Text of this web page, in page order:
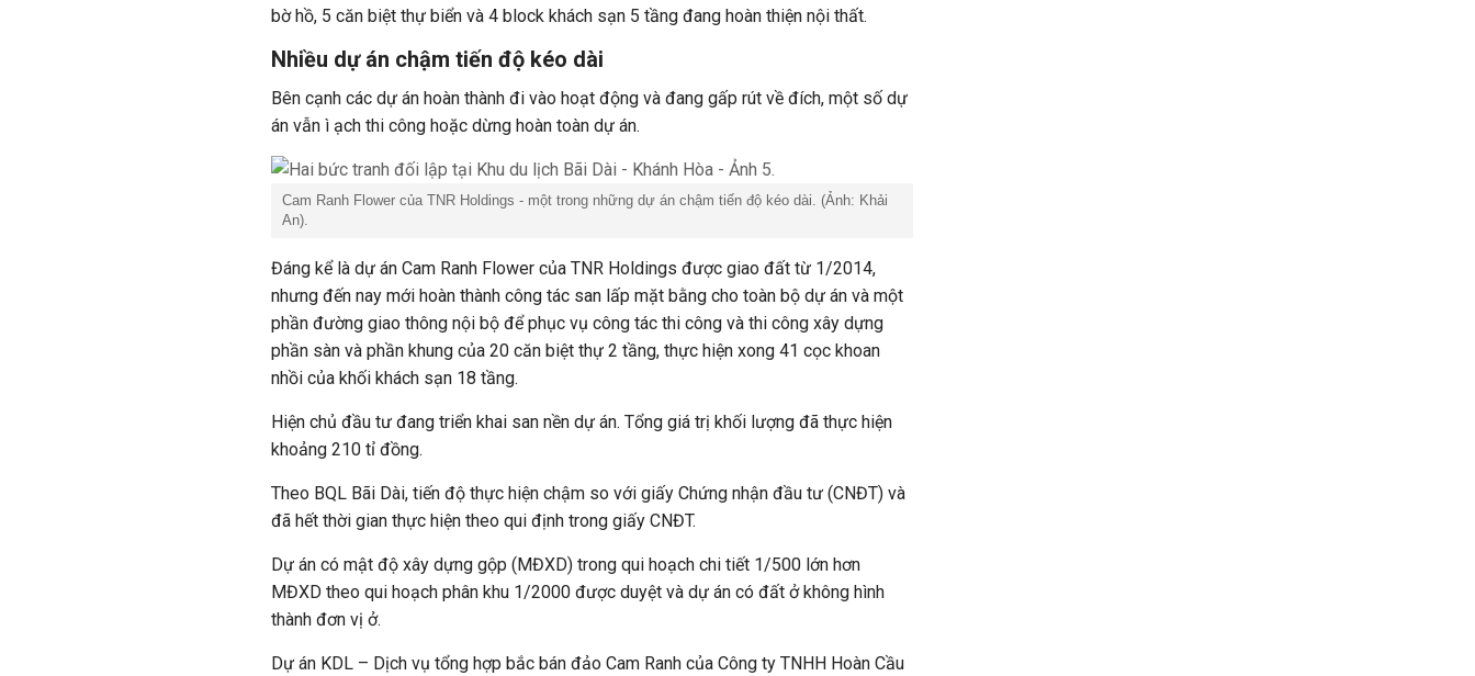
bờ hồ, 5 căn biệt thự biển và 4 block khách sạn 5 tầng đang hoàn thiện nội thất.
Nhiều dự án chậm tiến độ kéo dài
Bên cạnh các dự án hoàn thành đi vào hoạt động và đang gấp rút về đích, một số dự
án vẫn ì ạch thi công hoặc dừng hoàn toàn dự án.
Cam Ranh Flower của TNR Holdings - một trong những dự án chậm tiến độ kéo dài. (Ảnh: Khải
An).
Đáng kể là dự án Cam Ranh Flower của TNR Holdings được giao đất từ 1/2014,
nhưng đến nay mới hoàn thành công tác san lấp mặt bằng cho toàn bộ dự án và một
phần đường giao thông nội bộ để phục vụ công tác thi công và thi công xây dựng
phần sàn và phần khung của 20 căn biệt thự 2 tầng, thực hiện xong 41 cọc khoan
nhồi của khối khách sạn 18 tầng.
Hiện chủ đầu tư đang triển khai san nền dự án. Tổng giá trị khối lượng đã thực hiện
khoảng 210 tỉ đồng.
Theo BQL Bãi Dài, tiến độ thực hiện chậm so với giấy Chứng nhận đầu tư (CNĐT) và
đã hết thời gian thực hiện theo qui định trong giấy CNĐT.
Dự án có mật độ xây dựng gộp (MĐXD) trong qui hoạch chi tiết 1/500 lớn hơn
MĐXD theo qui hoạch phân khu 1/2000 được duyệt và dự án có đất ở không hình
thành đơn vị ở.
Dự án KDL – Dịch vụ tổng hợp bắc bán đảo Cam Ranh của Công ty TNHH Hoàn Cầu